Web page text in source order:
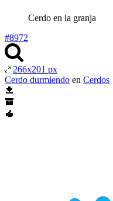
Cerdo en la granja
#8972
266x201 px
Cerdo durmiendo en Cerdos